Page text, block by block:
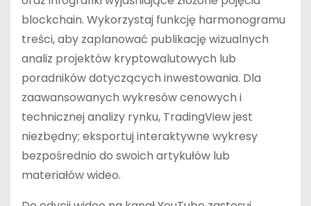
blockchain. Wykorzystaj funkcję harmonogramu
treści, aby zaplanować publikację wizualnych
analiz projektów kryptowalutowych lub
poradników dotyczących inwestowania. Dla
zaawansowanych wykresów cenowych i
technicznej analizy rynku, TradingView jest
niezbędny; eksportuj interaktywne wykresy
bezpośrednio do swoich artykułów lub
materiałów wideo.